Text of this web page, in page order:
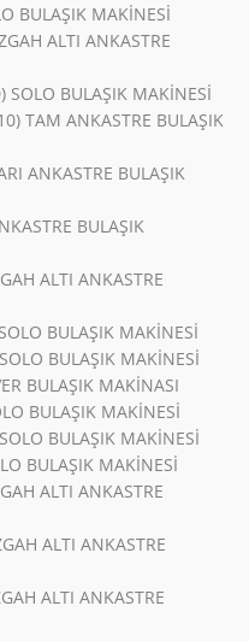
BULAŞIK MAKİNESİ
ALTI ANKASTRE
BULAŞIK MAKİNESİ
TAM ANKASTRE BULAŞIK
ANKASTRE BULAŞIK
BULAŞIK
ALTI ANKASTRE
BULAŞIK MAKİNESİ
BULAŞIK MAKİNESİ
BULAŞIK MAKİNASI
BULAŞIK MAKİNESİ
BULAŞIK MAKİNESİ
BULAŞIK MAKİNESİ
ALTI ANKASTRE
ALTI ANKASTRE
ALTI ANKASTRE